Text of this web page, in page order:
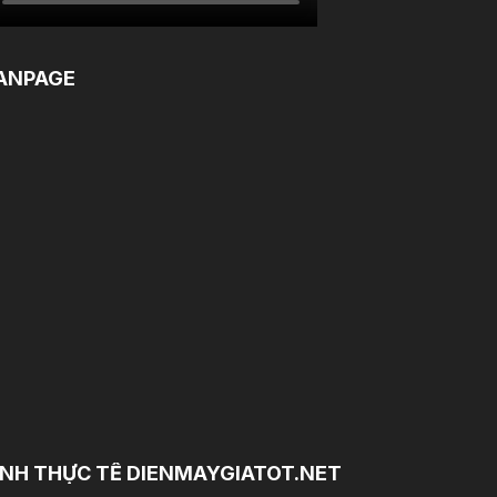
THỰC TẾ DIENMAYGIATOT.NET